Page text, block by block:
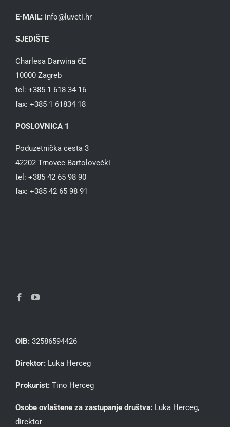
E-MAIL: info@luveti.hr
SJEDIŠTE
Charlesa Darwina 6E
10000 Zagreb
tel: +385 1 618 34 16
fax: +385 1 61834 18
POSLOVNICA 1
Poduzetnička cesta 3
42202 Trnovec Bartolovečki
tel: +385 42 65 98 90
fax: +385 42 65 98 91
OIB: 32586594426
Direktor: Luka Herceg
Prokurist: Tino Herceg
Osobe ovlaštene za zastupanje društva: Luka Herceg,
direktor